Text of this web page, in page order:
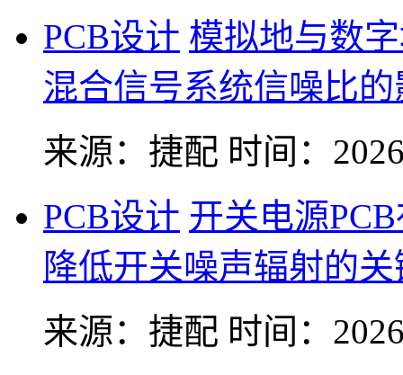
PCB设计 模拟地与数
混合信号系统信噪比的
来源：捷配 时间：
PCB设计 开关电源
降低开关噪声辐射的
来源：捷配 时间：